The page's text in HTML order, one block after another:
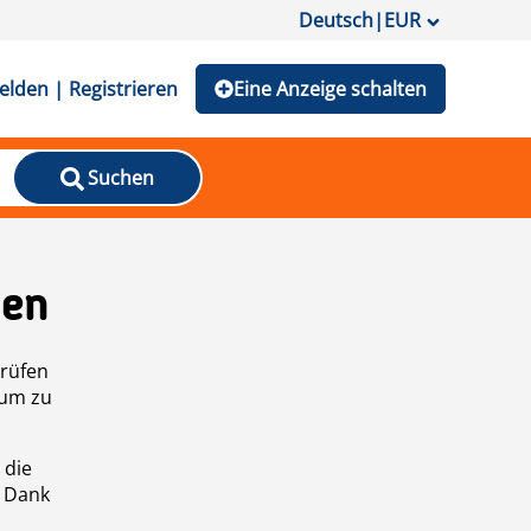
Deutsch|EUR
| Registrieren Eine Anzeige schalten
Suchen
zu
die